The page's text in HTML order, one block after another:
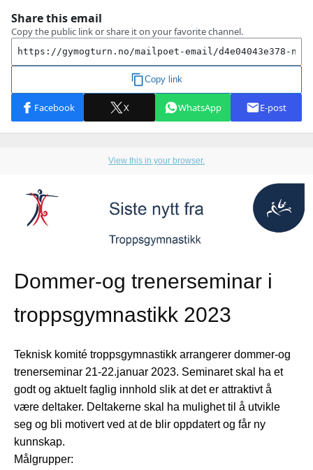
View this in your browser.
Dommer-og trenerseminar i
troppsgymnastikk 2023
Teknisk komité troppsgymnastikk arrangerer dommer-og
trenerseminar 21-22.januar 2023. Seminaret skal ha et
godt og aktuelt faglig innhold slik at det er attraktivt å
være deltaker. Deltakerne skal ha mulighet til å utvikle
seg og bli motivert ved at de blir oppdatert og får ny
kunnskap.
Målgrupper: